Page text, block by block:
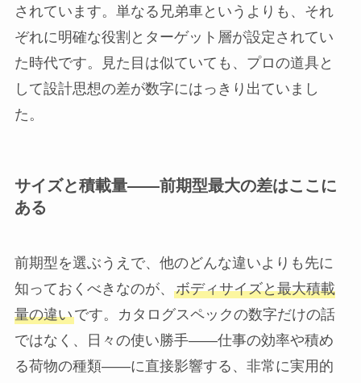
されています。単なる兄弟車というよりも、それ
ぞれに明確な役割とターゲット層が設定されてい
た時代です。見た目は似ていても、プロの道具と
して設計思想の差が数字にはっきり出ていまし
た。
サイズと積載量——前期型最大の差はここに
ある
前期型を選ぶうえで、他のどんな違いよりも先に
知っておくべきなのが、 ボディサイズと最大積載
量の違いです。カタログスペックの数字だけの話
ではなく、日々の使い勝手——仕事の効率や積め
る荷物の種類——に直接影響する、非常に実用的